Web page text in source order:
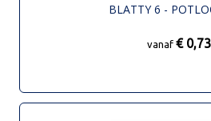
BLATTY 6 -
vanaf € 0,73